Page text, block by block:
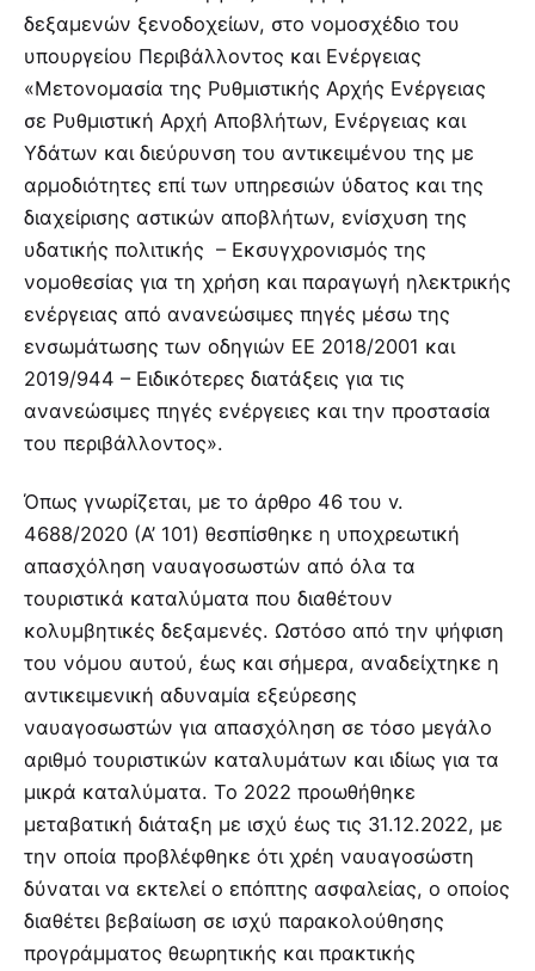
δεξαμενών ξενοδοχείων, στο νομοσχέδιο του
υπουργείου Περιβάλλοντος και Ενέργειας
«Μετονομασία της Ρυθμιστικής Αρχής Ενέργειας
σε Ρυθμιστική Αρχή Αποβλήτων, Ενέργειας και
Υδάτων και διεύρυνση του αντικειμένου της με
αρμοδιότητες επί των υπηρεσιών ύδατος και της
διαχείρισης αστικών αποβλήτων, ενίσχυση της
υδατικής πολιτικής – Εκσυγχρονισμός της
νομοθεσίας για τη χρήση και παραγωγή ηλεκτρικής
ενέργειας από ανανεώσιμες πηγές μέσω της
ενσωμάτωσης των οδηγιών ΕΕ 2018/2001 και
2019/944 – Ειδικότερες διατάξεις για τις
ανανεώσιμες πηγές ενέργειες και την προστασία
του περιβάλλοντος».
Όπως γνωρίζεται, με το άρθρο 46 του v.
4688/2020 (Α’ 101) θεσπίσθηκε η υποχρεωτική
απασχόληση ναυαγοσωστών από όλα τα
τουριστικά καταλύματα που διαθέτουν
κολυμβητικές δεξαμενές. Ωστόσο από την ψήφιση
του νόμου αυτού, έως και σήμερα, αναδείχτηκε η
αντικειμενική αδυναμία εξεύρεσης
ναυαγοσωστών για απασχόληση σε τόσο μεγάλο
αριθμό τουριστικών καταλυμάτων και ιδίως για τα
μικρά καταλύματα. Το 2022 προωθήθηκε
μεταβατική διάταξη με ισχύ έως τις 31.12.2022, με
την οποία προβλέφθηκε ότι χρέη ναυαγοσώστη
δύναται να εκτελεί ο επόπτης ασφαλείας, ο οποίος
διαθέτει βεβαίωση σε ισχύ παρακολούθησης
προγράμματος θεωρητικής και πρακτικής